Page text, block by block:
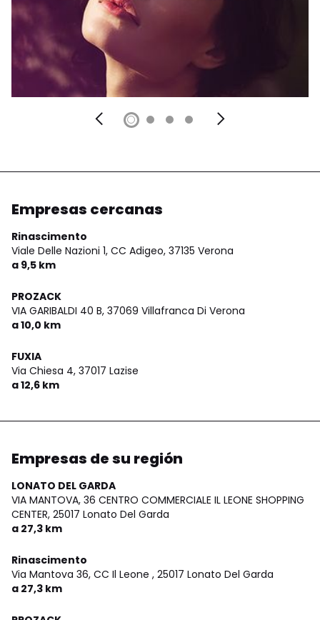
Empresas cercanas
Rinascimento
Viale Delle Nazioni 1, CC Adigeo, 37135 Verona
a 9,5 km
PROZACK
VIA GARIBALDI 40 B, 37069 Villafranca Di Verona
a 10,0 km
FUXIA
Via Chiesa 4, 37017 Lazise
a 12,6 km
Empresas de su región
LONATO DEL GARDA
VIA MANTOVA, 36 CENTRO COMMERCIALE IL LEONE SHOPPING
CENTER, 25017 Lonato Del Garda
a 27,3 km
Rinascimento
Via Mantova 36, CC Il Leone , 25017 Lonato Del Garda
a 27,3 km